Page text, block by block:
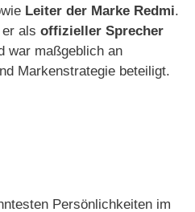
Leiter der Marke Redmi.
als offizieller Sprecher
war maßgeblich an
Markenstrategie beteiligt.
Persönlichkeiten im